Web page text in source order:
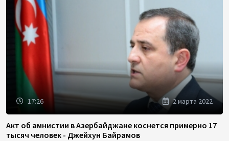
17:26 2 марта 2022
Акт об амнистии в Азербайджане коснется примерно 17
тысяч человек - Джейхун Байрамов